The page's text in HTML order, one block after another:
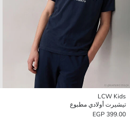
LCW Kids
تيشيرت أولادي مطبوع
399.00 EGP